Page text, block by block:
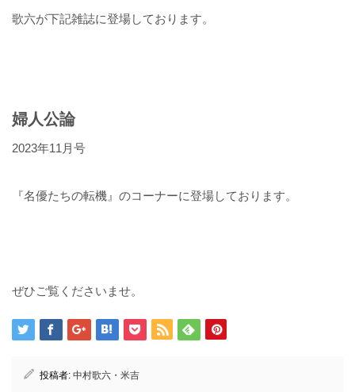
歌六が下記雑誌に登場しております。
婦人公論
2023年11月号
『名優たちの転機』のコーナーに登場しております。
ぜひご覧くださいませ。
投稿者: 中村歌六・米吉